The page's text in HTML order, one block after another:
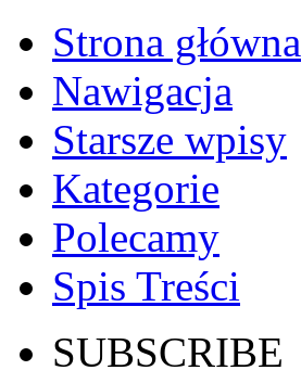
Strona główna
Nawigacja
Starsze wpisy
Kategorie
Polecamy
Spis Treści
SUBSCRIBE